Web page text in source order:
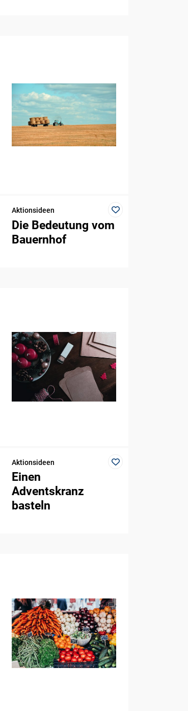
Aktionsideen
Die Bedeutung vom
Bauernhof
Aktionsideen
Einen
Adventskranz
basteln